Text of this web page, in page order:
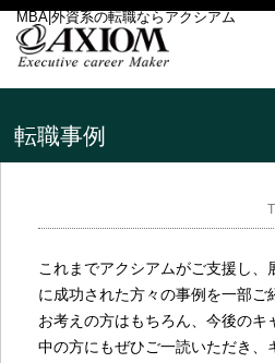
MBA|外資系の転職ならアクシアム
転職事例
これまでアクシアムがご支援し、
に成功された方々の事例を一部ご
お考えの方はもちろん、今後のキ
中の方にもぜひご一読いただき、